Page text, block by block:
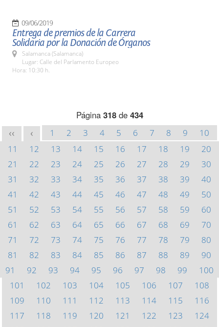
09/06/2019
Entrega de premios de la Carrera
Solidaria por la Donación de Órganos
Salamanca (Salamanca)
Lugar: Calle del Parlamento Europeo
Hora: 10:30 h.
Página 318de 434
<< < 1 2 3 4 5 6 7 8 9
10
11
12 13 14 15 16 17 18 19
20
21
22 23 24 25 26 27 28 29
30
31
32 33 34 35 36 37 38 39
40
41
42 43 44 45 46 47 48 49
50
51
52 53 54 55 56 57 58 59
60
61
62 63 64 65 66 67 68 69
70
71
72 73 74 75 76 77 78 79
80
81
82 83 84 85 86 87 88 89
90
91
92 93 94 95 96 97 98 99
100
101
102 103 104 105 106 107
108
109
110 111 112 113 114 115
116
117
118 119 120 121 122 123
124